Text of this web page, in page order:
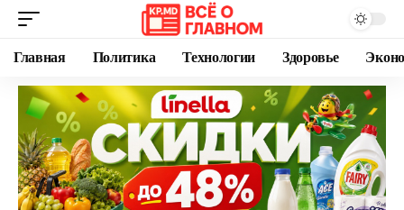
Главная Политика Технологии Здоровье